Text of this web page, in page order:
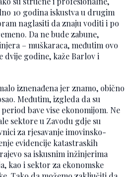
10 godina iskustva u drugim
naglasiti da znaju voditi i po
Da ne bude zabune,
– muškaraca, međutim ovo
dvije godine, kaže Barlov i
iznenađena jer znamo, obično
Međutim, izgleda da su
bave vise ekonomijom. Ne
sektore u Zavodu gdje su
za rjesavanje imovinsko-
evidencije katastraskih
sa iskusnim inžinjerima
kao i sektor za ekonomske